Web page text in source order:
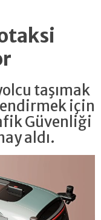
taşımak
için
Güvenliği
aldı.